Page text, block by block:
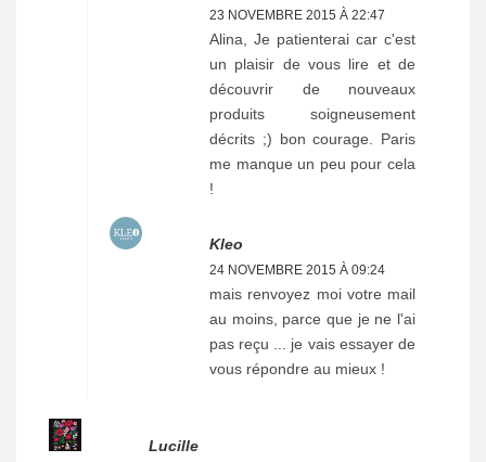
23 NOVEMBRE 2015 À 22:47
Alina, Je patienterai car c'est
un plaisir de vous lire et de
découvrir de nouveaux
produits soigneusement
décrits ;) bon courage. Paris
me manque un peu pour cela
!
Kleo
24 NOVEMBRE 2015 À 09:24
mais renvoyez moi votre mail
au moins, parce que je ne l'ai
pas reçu ... je vais essayer de
vous répondre au mieux !
Lucille